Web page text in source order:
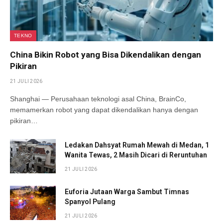
TEKNO
China Bikin Robot yang Bisa Dikendalikan dengan
Pikiran
21 JULI 2026
Shanghai — Perusahaan teknologi asal China, BrainCo,
memamerkan robot yang dapat dikendalikan hanya dengan
pikiran…
Ledakan Dahsyat Rumah Mewah di Medan, 1
Wanita Tewas, 2 Masih Dicari di Reruntuhan
21 JULI 2026
Euforia Jutaan Warga Sambut Timnas
Spanyol Pulang
21 JULI 2026